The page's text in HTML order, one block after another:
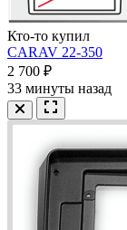
Кто-то купил
CARAV 22-350
2 700 ₽
33 минуты назад